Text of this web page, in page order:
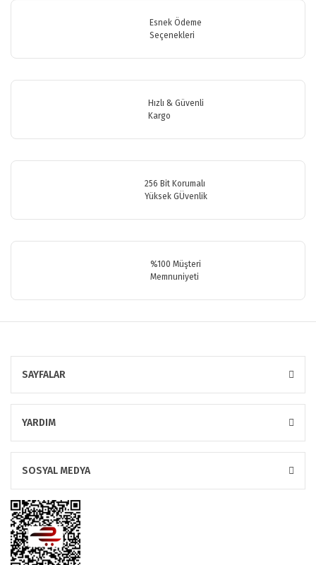
Esnek Ödeme
Seçenekleri
Hızlı & Güvenli
Kargo
256 Bit Korumalı
Yüksek GÜvenlik
%100 Müşteri
Memnuniyeti
SAYFALAR
YARDIM
SOSYAL MEDYA